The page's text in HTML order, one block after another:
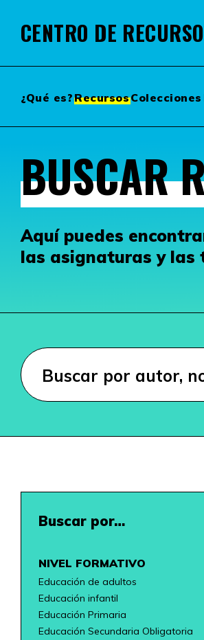
CENTRO DE
¿Qué es?RecursosColecciones
BUSCAR
Aquí puedes
las asignaturas y las
Buscar por…
NIVEL FORMATIVO
Educación de adultos
Educación infantil
Educación Primaria
Educación Secundaria Obligatoria